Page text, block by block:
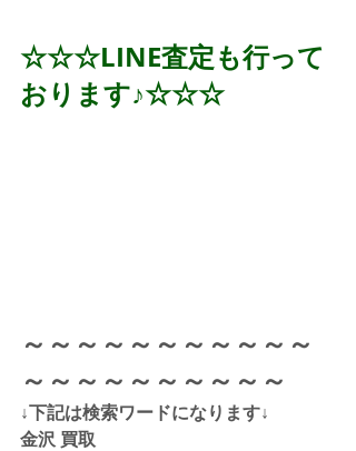
☆☆☆LINE査定も行って
おります♪☆☆☆
～～～～～～～～～～～
～～～～～～～～～～
↓下記は検索ワードになります↓
金沢 買取